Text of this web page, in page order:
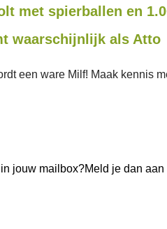
met spierballen en
waarschijnlijk als Atto
een ware Milf! Maak kennis
jouw mailbox?Meld je dan aan